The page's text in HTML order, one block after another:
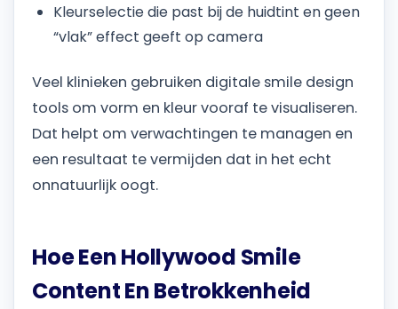
Kleurselectie die past bij de huidtint en geen
“vlak” effect geeft op camera
Veel klinieken gebruiken digitale smile design
tools om vorm en kleur vooraf te visualiseren.
Dat helpt om verwachtingen te managen en
een resultaat te vermijden dat in het echt
onnatuurlijk oogt.
Hoe Een Hollywood Smile
Content En Betrokkenheid